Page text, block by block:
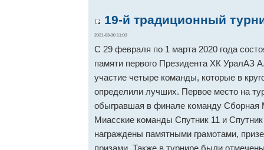
19-й традиционный
2021-03-30 11:03
С 29 февраля по 1 марта 2020 года
памяти первого Президента ХК УралАЗ
участие четыре команды, которые в
определили лучших. Первое место на
обыгравшая в финале команду Сборная
Миасские команды Спутник 11 и
награждены памятными грамотами,